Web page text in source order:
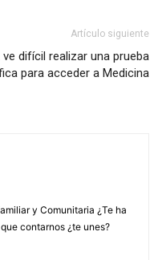
Artículo siguiente
difícil realizar una prueba
para acceder a Medicina
y Comunitaria ¿Te ha
contarnos ¿te unes?